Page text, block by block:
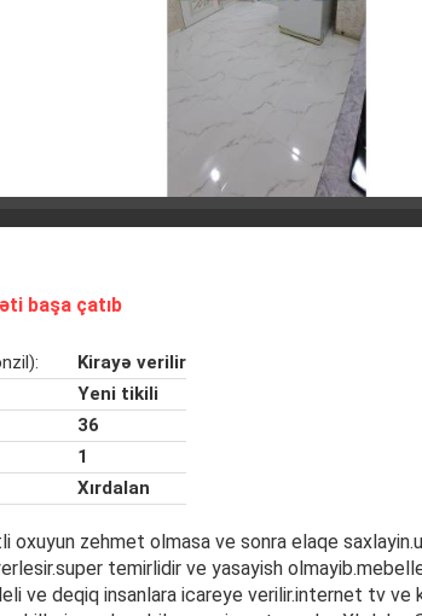
başa çatıb
Kirayə verilir
Yeni tikili
36
1
Xırdalan
oxuyun zehmet olmasa ve sonra elaqe
temirlidir ve yasayish
ve deqiq insanlara icareye verilir.internet tv